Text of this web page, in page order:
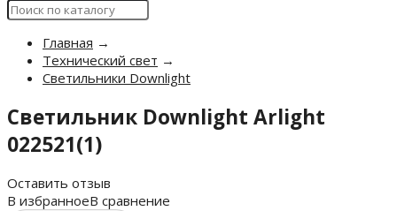
Главная →
Технический свет →
Светильники Downlight
Светильник Downlight Arlight
022521(1)
Оставить отзыв
В избранноеВ сравнение